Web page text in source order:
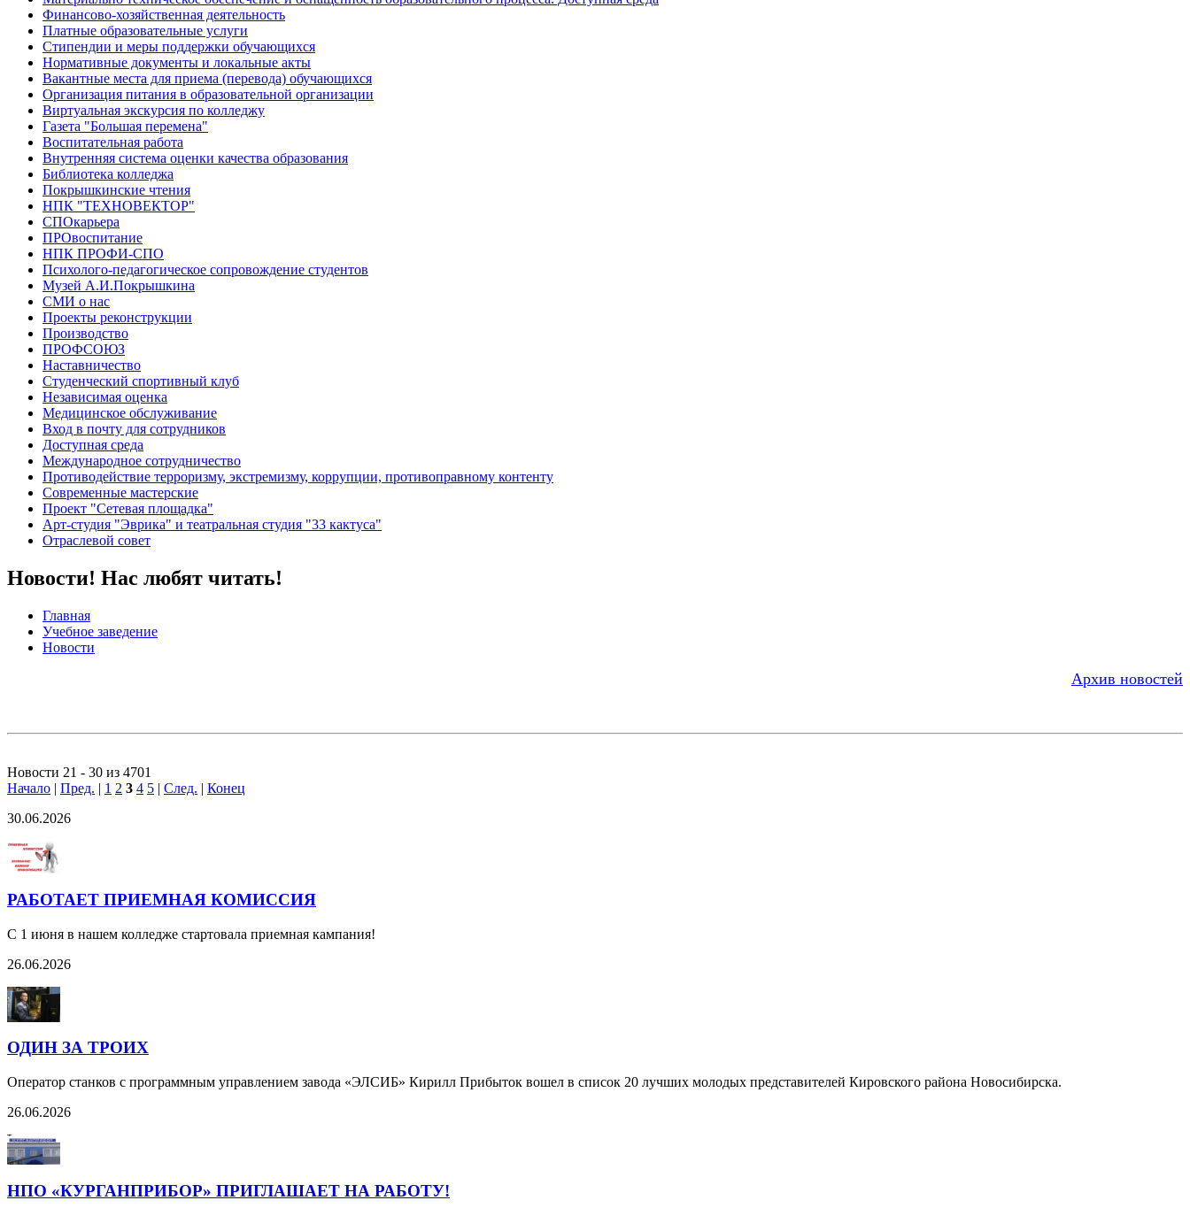
Финансово-хозяйственная деятельность
Платные образовательные услуги
Стипендии и меры поддержки обучающихся
Нормативные документы и локальные акты
Вакантные места для приема (перевода) обучающихся
Организация питания в образовательной организации
Виртуальная экскурсия по колледжу
Газета "Большая перемена"
Воспитательная работа
Внутренняя система оценки качества образования
Библиотека колледжа
Покрышкинские чтения
НПК "ТЕХНОВЕКТОР"
СПОкарьера
ПРОвоспитание
НПК ПРОФИ-СПО
Психолого-педагогическое сопровождение студентов
Музей А.И.Покрышкина
СМИ о нас
Проекты реконструкции
Производство
ПРОФСОЮЗ
Наставничество
Студенческий спортивный клуб
Независимая оценка
Медицинское обслуживание
Вход в почту для сотрудников
Доступная среда
Международное сотрудничество
Противодействие терроризму, экстремизму, коррупции, противоправному контенту
Современные мастерские
Проект "Сетевая площадка"
Арт-студия "Эврика" и театральная студия "33 кактуса"
Отраслевой совет
Новости! Нас любят читать!
Главная
Учебное заведение
Новости
Архив новостей
Новости 21 - 30 из 4701
Начало | Пред. | 1 2 3 4 5 | След. | Конец
30.06.2026
РАБОТАЕТ ПРИЕМНАЯ КОМИССИЯ
С 1 июня в нашем колледже стартовала приемная кампания!
26.06.2026
ОДИН ЗА ТРОИХ
Оператор станков с программным управлением завода «ЭЛСИБ» Кирилл Прибыток вошел в список 20 лучших молодых представителей Кировского района Новосибирска.
26.06.2026
НПО «КУРГАНПРИБОР» ПРИГЛАШАЕТ НА РАБОТУ!